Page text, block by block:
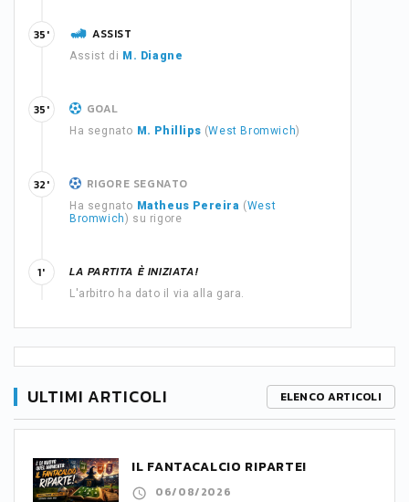
ASSIST
Assist di M. Diagne
35'
GOAL
Ha segnato M. Phillips (West Bromwich)
35'
RIGORE SEGNATO
Ha segnato Matheus Pereira (West
Bromwich) su rigore
32'
LA PARTITA È INIZIATA!
L'arbitro ha dato il via alla gara.
1'
ULTIMI ARTICOLI ELENCO ARTICOLI
IL FANTACALCIO RIPARTE!
06/08/2026